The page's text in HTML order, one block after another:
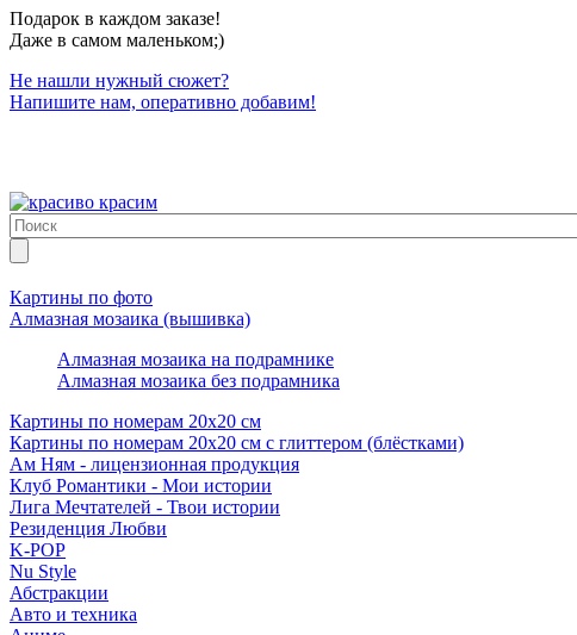
Подарок в каждом заказе!
Даже в самом маленьком;)
Не нашли нужный сюжет?
Напишите нам, оперативно добавим!
Картины по фото
Алмазная мозаика (вышивка)
Алмазная мозаика на подрамнике
Алмазная мозаика без подрамника
Картины по номерам 20х20 см
Картины по номерам 20х20 см с глиттером (блёстками)
Ам Ням - лицензионная продукция
Клуб Романтики - Мои истории
Лига Мечтателей - Твои истории
Резиденция Любви
K-POP
Nu Style
Абстракции
Авто и техника